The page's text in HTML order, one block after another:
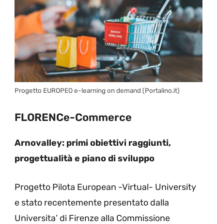
Progetto EUROPEO e-learning on demand (Portalino.it)
FLORENCe-Commerce
Arnovalley: primi obiettivi raggiunti,
progettualità e piano di sviluppo
Progetto Pilota European -Virtual- University
e stato recentemente presentato dalla
Universita’ di Firenze alla Commissione